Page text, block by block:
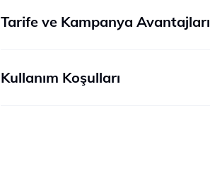
Tarife ve Kampanya Avantajları
Kullanım Koşulları